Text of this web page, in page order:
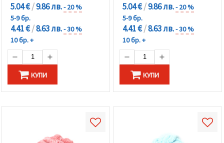
5.04 €/9.86 лв.- 20 %
5-9 бр.
4.41 €/8.63 лв.- 30 %
10 бр. +
КУПИ
5.04 €/9.86 лв.- 20 %
5-9 бр.
4.41 €/8.63 лв.- 30 %
10 бр. +
КУПИ